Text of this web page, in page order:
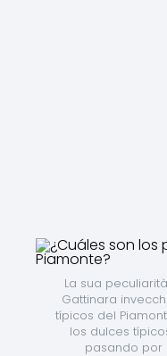
La sua
Gattinara
típicos del
los dulces
pasando por